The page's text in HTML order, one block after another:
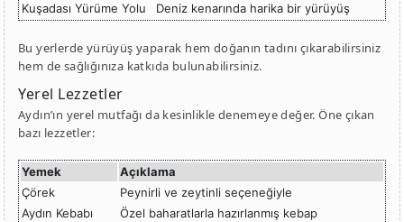
Kuşadası Yürüme Yolu
Deniz kenarında harika bir yürüyüş
Bu yerlerde yürüyüş yaparak hem doğanın tadını çıkarabilirsiniz
hem de sağlığınıza katkıda bulunabilirsiniz.
Yerel Lezzetler
Aydın’ın yerel mutfağı da kesinlikle denemeye değer. Öne çıkan
bazı lezzetler:
Yemek
Açıklama
Çörek
Peynirli ve zeytinli seçeneğiyle
Aydın Kebabı
Özel baharatlarla hazırlanmış kebap